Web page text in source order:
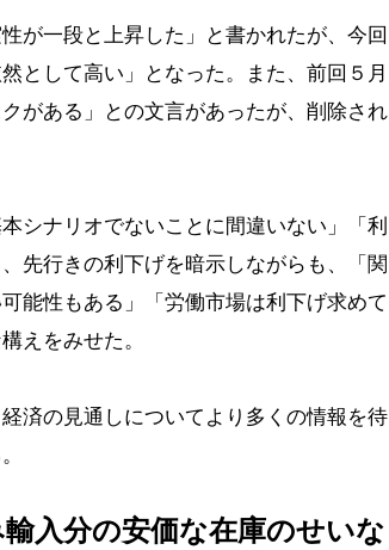
が一段と上昇した」と書かれたが、今回
として高い」となった。また、前回５月
がある」との文言があったが、削除され
シナリオでないことに間違いない」「利
先行きの利下げを暗示しながらも、「関
能性もある」「労働市場は利下げ求めて
えをみせた。
済の見通しについてより多くの情報を待
入分の安価な在庫のせいな